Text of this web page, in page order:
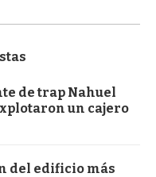
de trap Nahuel
un cajero
del edificio más